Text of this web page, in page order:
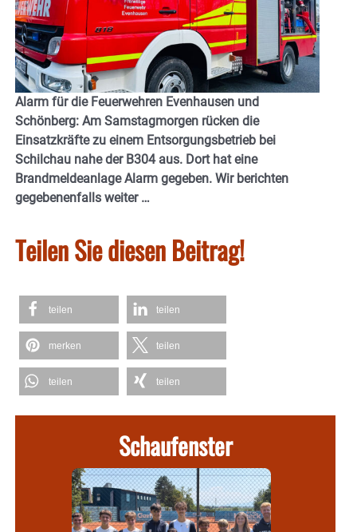
Alarm für die Feuerwehren Evenhausen und
Schönberg: Am Samstagmorgen rücken die
Einsatzkräfte zu einem Entsorgungsbetrieb bei
Schilchau nahe der B304 aus. Dort hat eine
Brandmeldeanlage Alarm gegeben. Wir berichten
gegebenenfalls weiter …
Teilen Sie diesen Beitrag!
teilen teilen
merken teilen
teilen teilen
Schaufenster